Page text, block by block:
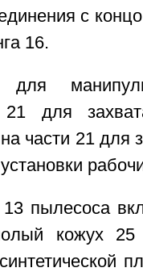
с
16.
21 для
части 21 для
пылесоса
кожух 25